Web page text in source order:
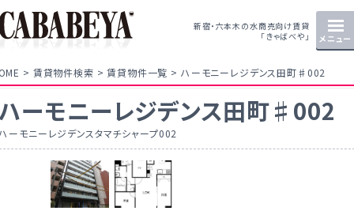
新宿・六本木の水商売向け賃貸
「きゃばべや」
メニュー
賃貸物件検索 賃貸物件一覧 ハーモニーレジデンス田町♯002
ーモニーレジデンス田町♯002
ーモニーレジデンスタマチシャープ002